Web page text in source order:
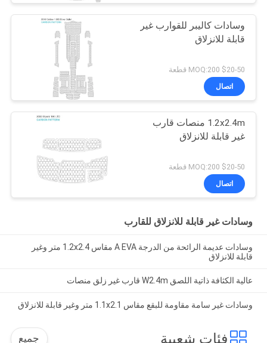
وسادات كاليبر للقوارب غير
قابلة للانزلاق
$20-50 MOQ:200 قطعة
اتصال
1.2x2.4m منصات قارب
غير قابلة للانزلاق
$20-50 MOQ:200 قطعة
اتصال
وسادات غير قابلة للانزلاق للقارب
وسادات عديمة الرائحة من الدرجة A EVA مقاس 1.2x2.4 متر وغير
قابلة للانزلاق
عالية الكثافة ذاتية اللصق W2.4m قارب غير زلق منصات
وسادات غير سامة مقاومة للبقع مقاس 1.1x2.1 متر وغير قابلة للانزلاق
فئات شعبية جميع